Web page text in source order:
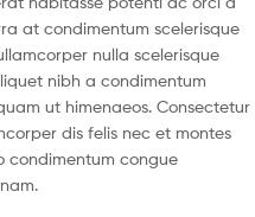
at condimentum scelerisque
nulla scelerisque
nibh a condimentum
ut himenaeos. Consectetur
dis felis nec et montes
condimentum congue